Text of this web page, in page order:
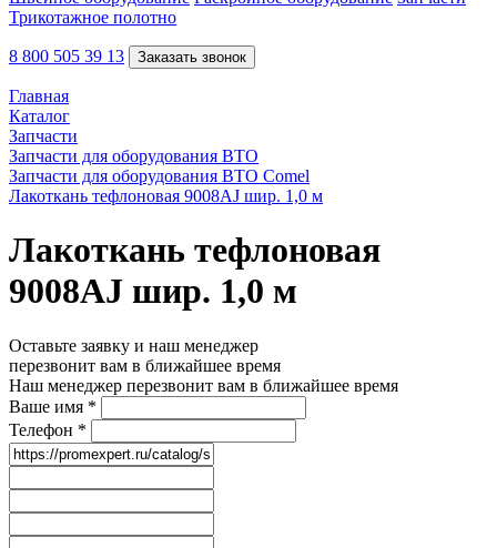
Трикотажное полотно
8 800 505 39 13 Заказать звонок
Главная
Каталог
Запчасти
Запчасти для оборудования ВТО
Запчасти для оборудования ВТО Comel
Лакоткань тефлоновая 9008AJ шир. 1,0 м
Лакоткань тефлоновая
9008AJ шир. 1,0 м
Оставьте заявку и наш менеджер
перезвонит вам в ближайшее время
Наш менеджер перезвонит вам в ближайшее время
Ваше имя *
Телефон *